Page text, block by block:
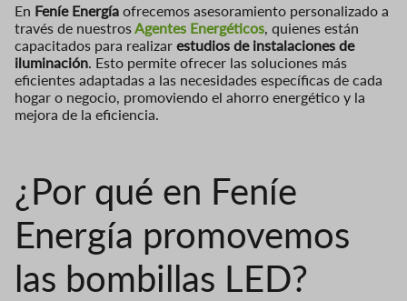
En Feníe Energía ofrecemos asesoramiento personalizado a
través de nuestros Agentes Energéticos , quienes están
capacitados para realizar estudios de instalaciones de
iluminación . Esto permite ofrecer las soluciones más
eficientes adaptadas a las necesidades específicas de cada
hogar o negocio, promoviendo el ahorro energético y la
mejora de la eficiencia.
¿Por qué en Feníe
Energía promovemos
las bombillas LED?